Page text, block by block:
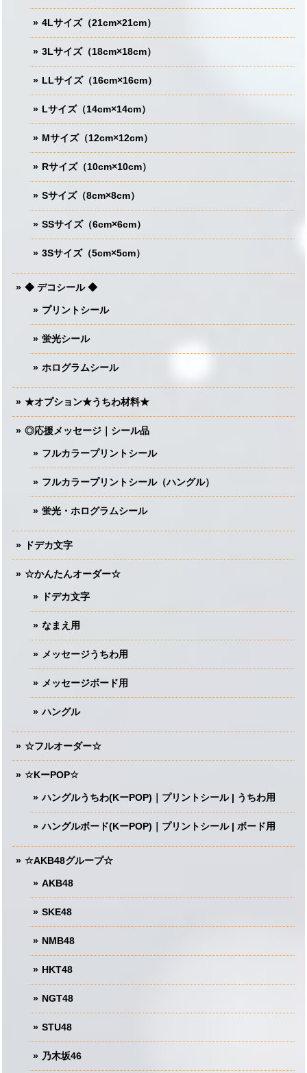
4Lサイズ（21cm×21cm）
3Lサイズ（18cm×18cm）
LLサイズ（16cm×16cm）
Lサイズ（14cm×14cm）
Mサイズ（12cm×12cm）
Rサイズ（10cm×10cm）
Sサイズ（8cm×8cm）
SSサイズ（6cm×6cm）
3Sサイズ（5cm×5cm）
◆ デコシール ◆
プリントシール
蛍光シール
ホログラムシール
★オプション★うちわ材料★
◎応援メッセージ｜シール品
フルカラープリントシール
フルカラープリントシール（ハングル）
蛍光・ホログラムシール
ドデカ文字
☆かんたんオーダー☆
ドデカ文字
なまえ用
メッセージうちわ用
メッセージボード用
ハングル
☆フルオーダー☆
☆KーPOP☆
ハングルうちわ(KーPOP)｜プリントシール | うちわ用
ハングルボード(KーPOP)｜プリントシール | ボード用
☆AKB48グループ☆
AKB48
SKE48
NMB48
HKT48
NGT48
STU48
乃木坂46